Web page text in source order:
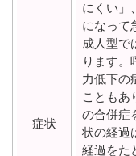
症状
にくい」
になって
成人型で
ります。
力低下の
こともあ
の合併症
状の経過
経過をた